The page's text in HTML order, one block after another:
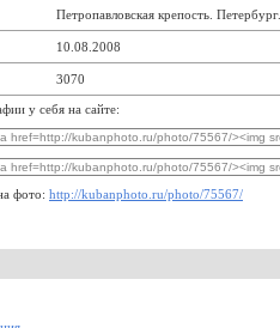
Петропавловская крепость. Петербург.
10.08.2008
3070
у себя на сайте:
фото: http://kubanphoto.ru/photo/75567/